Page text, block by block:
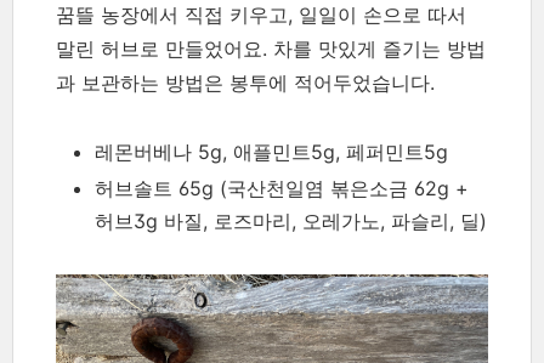
꿈뜰 농장에서 직접 키우고, 일일이 손으로 따서
말린 허브로 만들었어요. 차를 맛있게 즐기는 방법
과 보관하는 방법은 봉투에 적어두었습니다.
레몬버베나 5g, 애플민트5g, 페퍼민트5g
허브솔트 65g (국산천일염 볶은소금 62g +
허브3g 바질, 로즈마리, 오레가노, 파슬리, 딜)